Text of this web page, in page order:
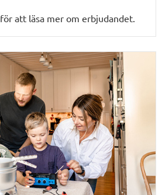
för att läsa mer om erbjudandet.